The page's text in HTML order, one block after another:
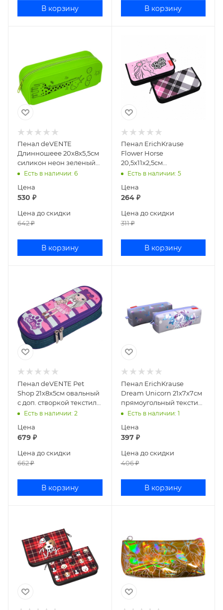
В корзину В корзину
Пенал deVENTE
Длинношеее 20x8x5,5см
силикон неон зеленый
7025237
Есть в наличии: 6
Цена
530 ₽
Цена до скидки
642₽
В корзину
Пенал ErichKrause
Flower Horse
20,5х11х2,5см
прямоугольный текстиль
Есть в наличии: 5
Цена
264₽
Цена до скидки
311₽
В корзину
Пенал deVENTE Pet
Shop 21x8x5см овальный
с доп. створкой текстиль
7023243
Есть в наличии: 2
Цена
679 ₽
Цена до скидки
662₽
В корзину
Пенал ErichKrause
Dream Unicorn 21x7x7см
прямоугольный текстиль
48483
Есть в наличии: 1
Цена
397₽
Цена до скидки
406₽
В корзину